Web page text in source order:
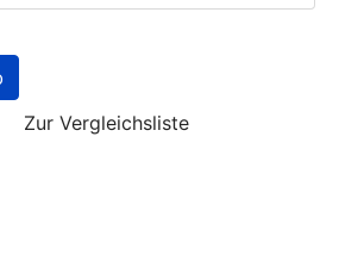
Zur Vergleichsliste